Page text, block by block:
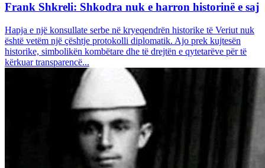
Frank Shkreli: Shkodra nuk e harron historinë e saj
Hapja e një konsullate serbe në kryeqendrën historike të Veriut nuk
është vetëm një çështje protokolli diplomatik. Ajo prek kujtesën
historike, simbolikën kombëtare dhe të drejtën e qytetarëve për të
kërkuar transparencë...